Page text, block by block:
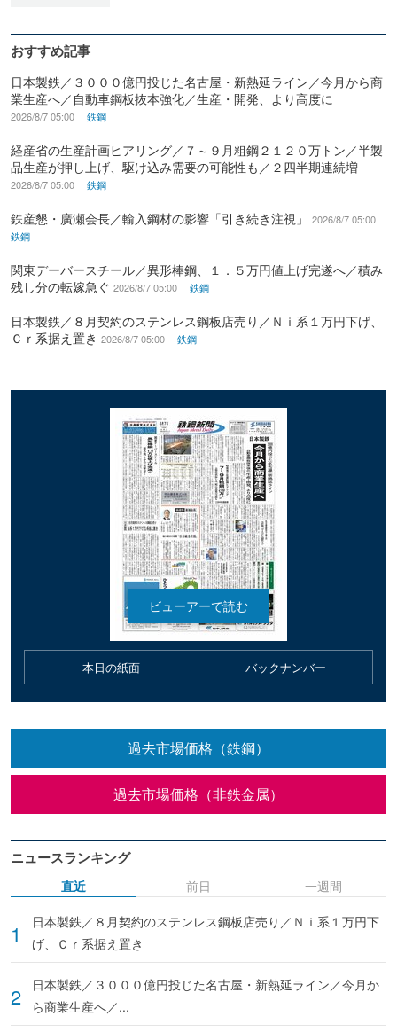
おすすめ記事
日本製鉄／３０００億円投じた名古屋・新熱延ライン／今月から商
業生産へ／自動車鋼板抜本強化／生産・開発、より高度に
2026/8/7 05:00 鉄鋼
経産省の生産計画ヒアリング／７～９月粗鋼２１２０万トン／半製
品生産が押し上げ、駆け込み需要の可能性も／２四半期連続増
2026/8/7 05:00 鉄鋼
鉄産懇・廣瀬会長／輸入鋼材の影響「引き続き注視」
2026/8/7 05:00
鉄鋼
関東デーバースチール／異形棒鋼、１．５万円値上げ完遂へ／積み
残し分の転嫁急ぐ 2026/8/7 05:00 鉄鋼
日本製鉄／８月契約のステンレス鋼板店売り／Ｎｉ系１万円下げ、
Ｃｒ系据え置き 2026/8/7 05:00 鉄鋼
本日の紙面 バックナンバー
過去市場価格（鉄鋼）
過去市場価格（非鉄金属）
ニュースランキング
直近
日本製鉄／８月契約のステンレス鋼板店売り／Ｎｉ系１万円下
げ、Ｃｒ系据え置き
日本製鉄／３０００億円投じた名古屋・新熱延ライン／今月か
ら商業生産へ／...
前日 一週間